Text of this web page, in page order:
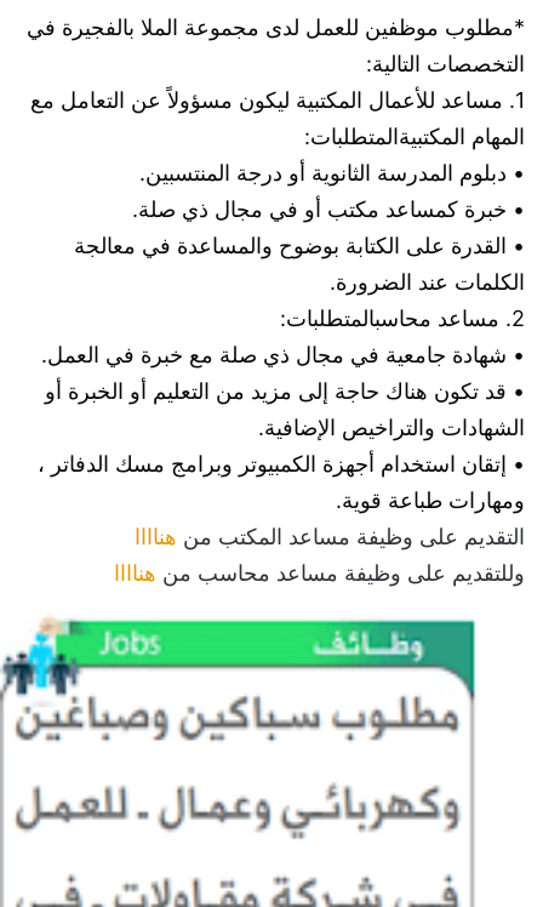
التخصصات التالية:
المهام المكتبيةالمتطلبات:
• دبلوم المدرسة الثانوية أو درجة المنتسبين.
• خبرة كمساعد مكتب أو في مجال ذي صلة.
الكلمات عند الضرورة.
2. مساعد محاسب
المتطلبات:
• شهادة جامعية في مجال ذي صلة مع خبرة في العمل.
الشهادات والتراخيص الإضافية.
ومهارات طباعة قوية.
التقديم على وظيفة مساعد المكتب من هناااا
وللتقديم على وظيفة مساعد محاسب من هناااا